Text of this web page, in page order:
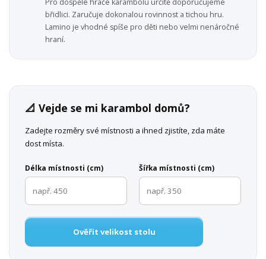
břidlici. Zaručuje dokonalou rovinnost a tichou hru.
Lamino je vhodné spíše pro děti nebo velmi nenáročné
hraní.
📐 Vejde se mi karambol domů?
Zadejte rozměry své místnosti a ihned zjistíte, zda máte
dost místa.
Délka místnosti (cm) Šířka místnosti (cm)
Ověřit velikost stolu